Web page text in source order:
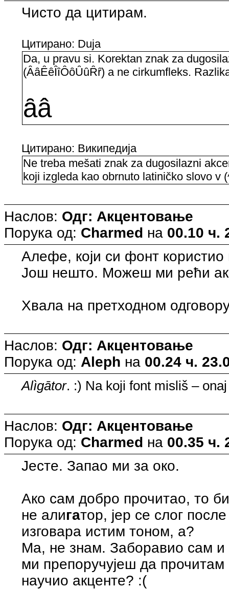
Чисто да цитирам.
Цитирано: Duja
Da, u pravu si. Korektan znak za
(ȂȃȆȇȊȋȎȏȖȗȒȓ) a ne cirkumfleks.
ȃâ
Цитирано: Википедија
Ne treba mešati znak za dugosilazni
koji izgleda kao obrnuto latiničko slovo v
Наслов: Одг: Акцентовање
Порука од: Charmed на 00.10 ч.
Алефе, који си фонт користио
Још нешто. Можеш ми рећи
Хвала на претходном
Наслов: Одг: Акцентовање
Порука од: Aleph на 00.24 ч.
Alìgātor. :) Na koji font misliš –
Наслов: Одг: Акцентовање
Порука од: Charmed на 00.35 ч.
Јесте. Запао ми за око.
Ако сам добро прочитао, то
не алигатор, јер се слог
изговара истим тоном, а?
Ма, не знам. Заборавио сам
ми препоручујеш да прочитам
научио акценте? :(